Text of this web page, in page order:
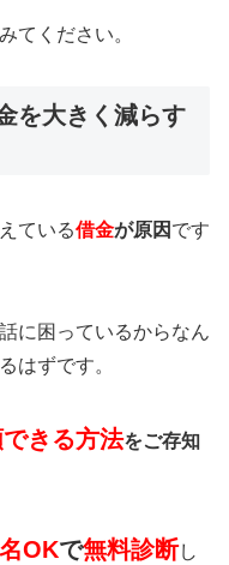
てください。
を大きく減らす
ている借金が原因 です
に困っているからなん
はずです。
きる方法をご存知
OKで無料診断し